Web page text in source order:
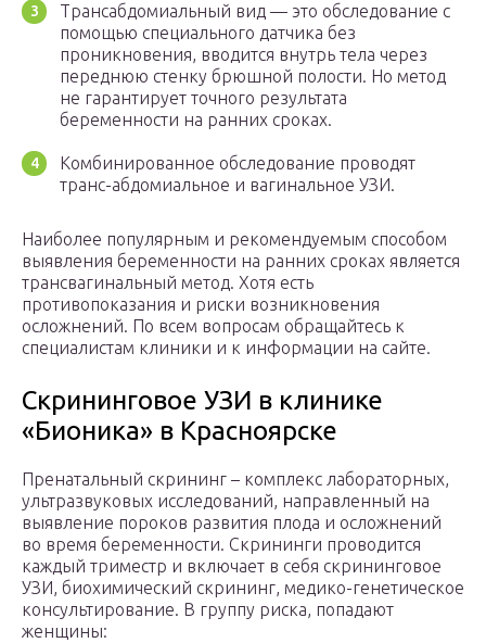
Трансабдомиальный вид — это обследование с
помощью специального датчика без
проникновения, вводится внутрь тела через
переднюю стенку брюшной полости. Но метод
не гарантирует точного результата
беременности на ранних сроках.
Комбинированное обследование проводят
транс-абдомиальное и вагинальное УЗИ.
Наиболее популярным и рекомендуемым способом
выявления беременности на ранних сроках является
трансвагинальный метод. Хотя есть
противопоказания и риски возникновения
осложнений. По всем вопросам обращайтесь к
специалистам клиники и к информации на сайте.
Скрининговое УЗИ в клинике
«Бионика» в Красноярске
Пренатальный скрининг – комплекс лабораторных,
ультразвуковых исследований, направленный на
выявление пороков развития плода и осложнений
во время беременности. Скрининги проводится
каждый триместр и включает в себя скрининговое
УЗИ, биохимический скрининг, медико-генетическое
консультирование. В группу риска, попадают
женщины: